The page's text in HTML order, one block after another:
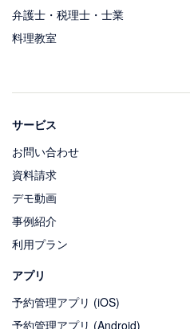
弁護士・税理士・士業
料理教室
サービス
お問い合わせ
資料請求
デモ動画
事例紹介
利用プラン
アプリ
予約管理アプリ (iOS)
予約管理アプリ (Android)